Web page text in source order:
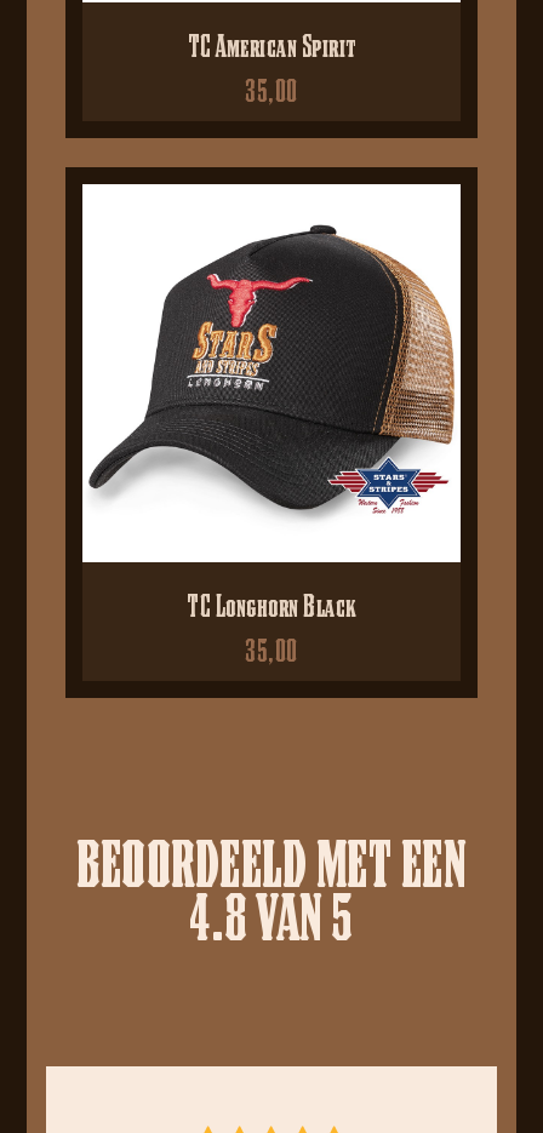
TC American Spirit
35,00
TC Longhorn Black
35,00
BEOORDEELD MET EEN
4.8 VAN 5